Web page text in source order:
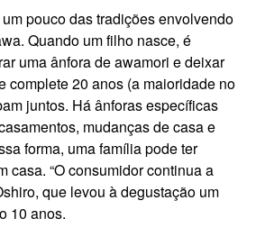
pouco das tradições envolvendo
Quando um filho nasce, é
uma ânfora de awamori e deixar
complete 20 anos (a maioridade no
juntos. Há ânforas específicas
mudanças de casa e
forma, uma família pode ter
casa. “O consumidor continua a
que levou à degustação um
10 anos.